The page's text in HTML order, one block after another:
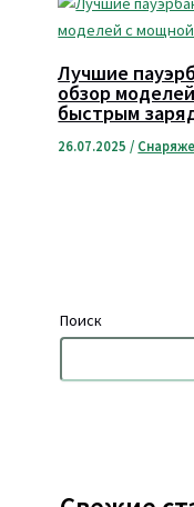
Лучшие
обзор
быстрым
26.07.2025/
Поиск